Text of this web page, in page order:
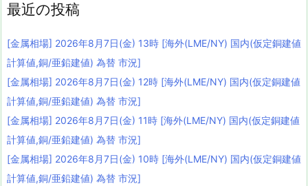
最近の投稿
[金属相場] 2026年8月7日(金) 13時 [海外(LME/NY) 国内(仮定銅建値
計算値,銅/亜鉛建値) 為替 市況]
[金属相場] 2026年8月7日(金) 12時 [海外(LME/NY) 国内(仮定銅建値
計算値,銅/亜鉛建値) 為替 市況]
[金属相場] 2026年8月7日(金) 11時 [海外(LME/NY) 国内(仮定銅建値
計算値,銅/亜鉛建値) 為替 市況]
[金属相場] 2026年8月7日(金) 10時 [海外(LME/NY) 国内(仮定銅建値
計算値,銅/亜鉛建値) 為替 市況]